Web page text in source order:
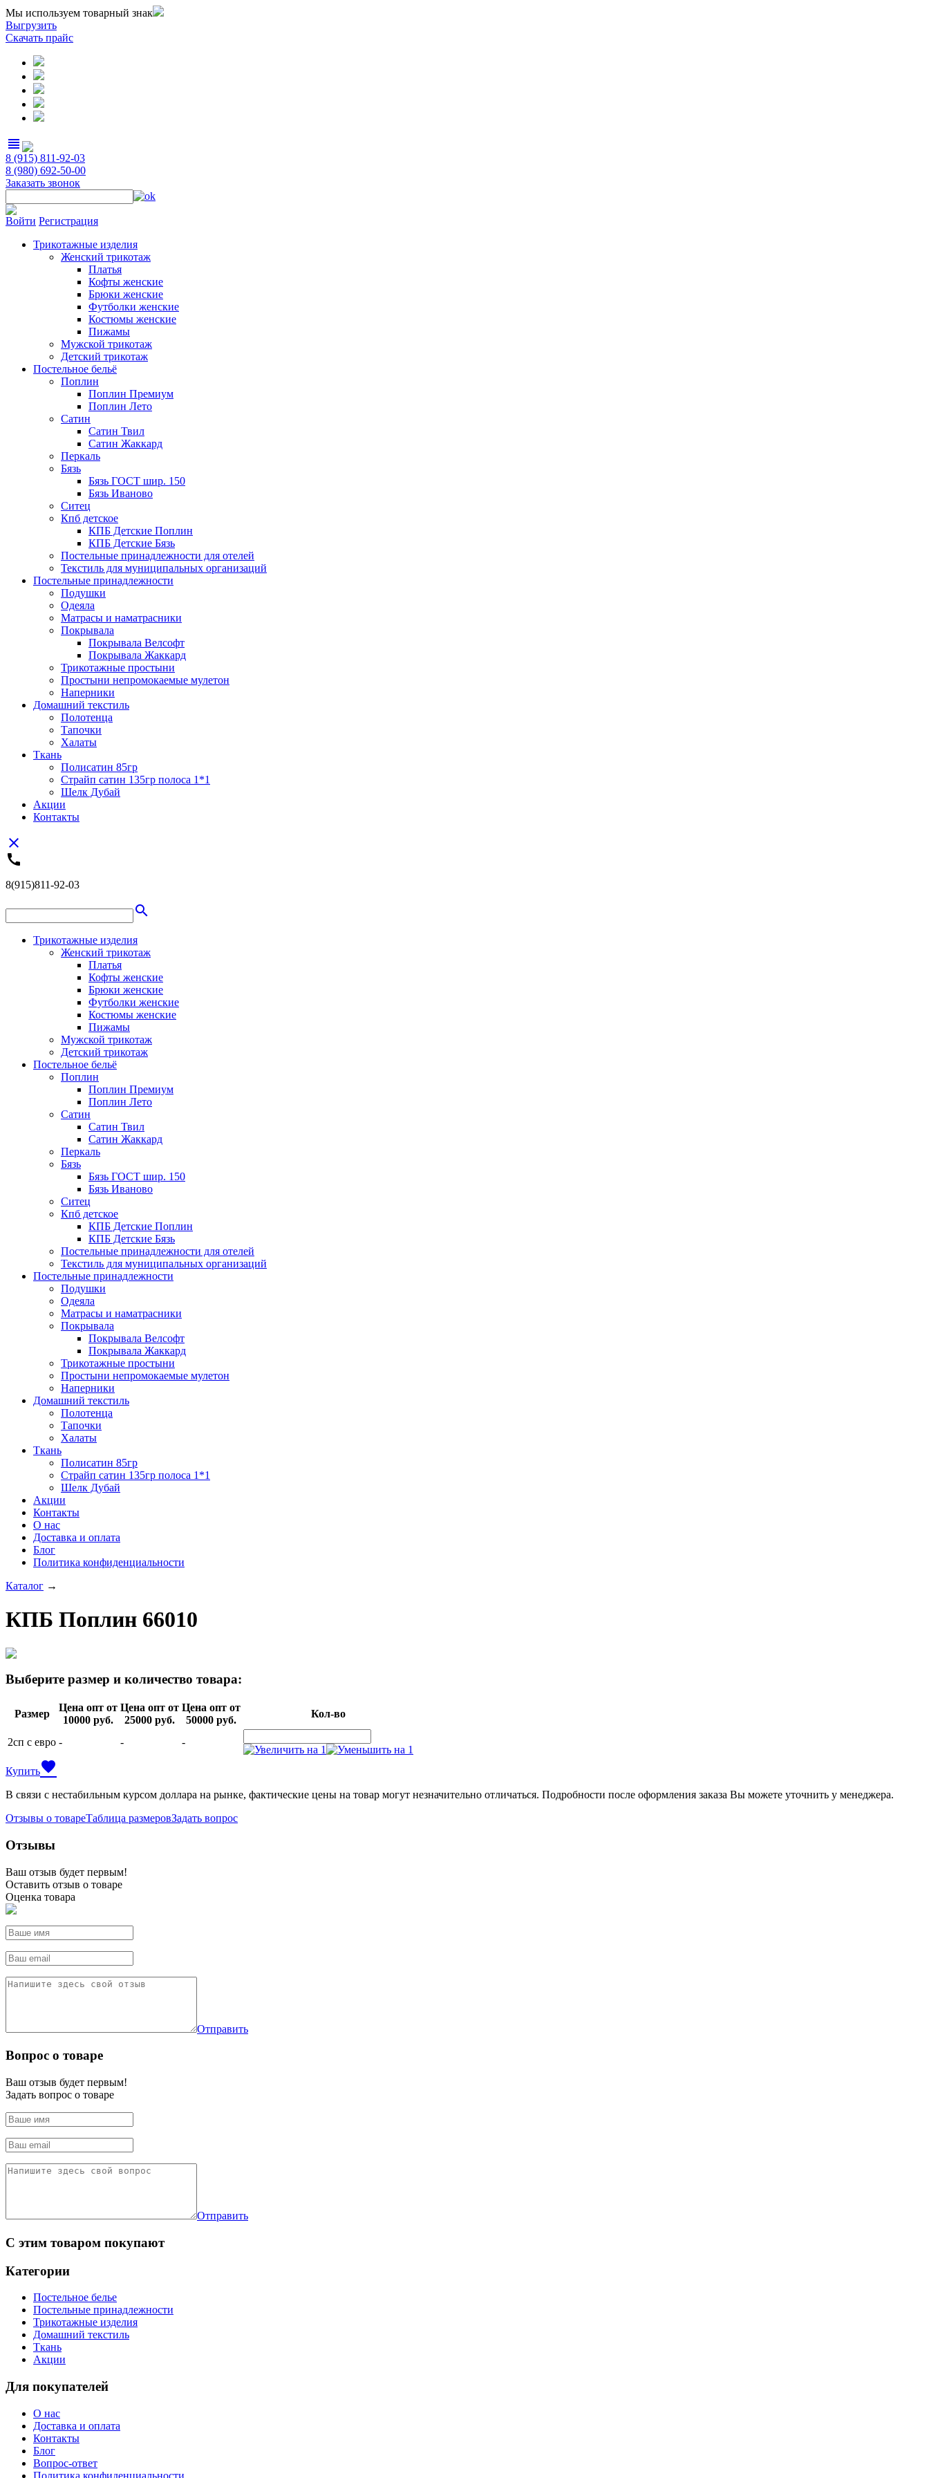
Мы используем товарный знак
Выгрузить
Скачать прайс
view_headline
8 (915) 811-92-03
8 (980) 692-50-00
Заказать звонок
Войти Регистрация
Трикотажные изделия
Женский трикотаж
Платья
Кофты женские
Брюки женские
Футболки женские
Костюмы женские
Пижамы
Мужской трикотаж
Детский трикотаж
Постельное бельё
Поплин
Поплин Премиум
Поплин Лето
Сатин
Сатин Твил
Сатин Жаккард
Перкаль
Бязь
Бязь ГОСТ шир. 150
Бязь Иваново
Ситец
Кпб детское
КПБ Детские Поплин
КПБ Детские Бязь
Постельные принадлежности для отелей
Текстиль для муниципальных организаций
Постельные принадлежности
Подушки
Одеяла
Матрасы и наматрасники
Покрывала
Покрывала Велсофт
Покрывала Жаккард
Трикотажные простыни
Простыни непромокаемые мулетон
Наперники
Домашний текстиль
Полотенца
Тапочки
Халаты
Ткань
Полисатин 85гр
Страйп сатин 135гр полоса 1*1
Шелк Дубай
Акции
Контакты
close
call
8(915)811-92-03
search
Трикотажные изделия
Женский трикотаж
Платья
Кофты женские
Брюки женские
Футболки женские
Костюмы женские
Пижамы
Мужской трикотаж
Детский трикотаж
Постельное бельё
Поплин
Поплин Премиум
Поплин Лето
Сатин
Сатин Твил
Сатин Жаккард
Перкаль
Бязь
Бязь ГОСТ шир. 150
Бязь Иваново
Ситец
Кпб детское
КПБ Детские Поплин
КПБ Детские Бязь
Постельные принадлежности для отелей
Текстиль для муниципальных организаций
Постельные принадлежности
Подушки
Одеяла
Матрасы и наматрасники
Покрывала
Покрывала Велсофт
Покрывала Жаккард
Трикотажные простыни
Простыни непромокаемые мулетон
Наперники
Домашний текстиль
Полотенца
Тапочки
Халаты
Ткань
Полисатин 85гр
Страйп сатин 135гр полоса 1*1
Шелк Дубай
Акции
Контакты
О нас
Доставка и оплата
Блог
Политика конфиденциальности
Каталог →
КПБ Поплин 66010
Выберите размер и количество товара:
Размер
Цена опт от
10000 руб.
Цена опт от
25000 руб.
Цена опт от
50000 руб.
Кол-во
2сп с евро - - -
Купитьfavorite
В связи с нестабильным курсом доллара на рынке, фактические цены на товар могут незначительно отличаться. Подробности после оформления заказа Вы можете уточнить у менеджера.
Отзывы о товареТаблица размеровЗадать вопрос
Отзывы
Ваш отзыв будет первым!
Оставить отзыв о товаре
Оценка товара
Отправить
Вопрос о товаре
Ваш отзыв будет первым!
Задать вопрос о товаре
Отправить
С этим товаром покупают
Категории
Постельное белье
Постельные принадлежности
Трикотажные изделия
Домашний текстиль
Ткань
Акции
Для покупателей
О нас
Доставка и оплата
Контакты
Блог
Вопрос-ответ
Политика конфиденциальности